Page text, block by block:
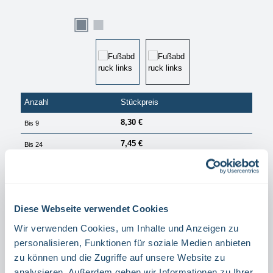
Diese Webseite verwendet Cookies
Wir verwenden Cookies, um Inhalte und Anzeigen zu
personalisieren, Funktionen für soziale Medien anbieten
zu können und die Zugriffe auf unsere Website zu
Anzahl Stückpreis
Bis9 8,30 €
Bis24 7,45 €
Sofort verfügbar, Lieferzeit: 1 Tag
Richtungauswählen
LINKS